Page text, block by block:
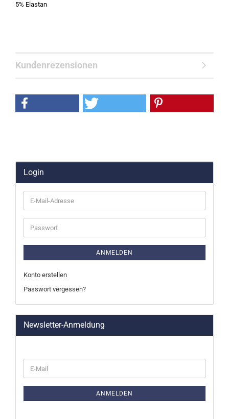
5% Elastan
Kundenrezensionen
Login
E-
Mail-
Adresse
Passwort
ANMELDEN
Konto erstellen
Passwort vergessen?
Newsletter-Anmeldung
ZUR
E-
Mail
ANMELDEN